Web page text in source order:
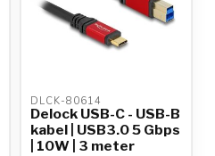
DLCK-80614
Delock USB-C - USB-B
kabel | USB3.0 5 Gbps
| 10W | 3 meter